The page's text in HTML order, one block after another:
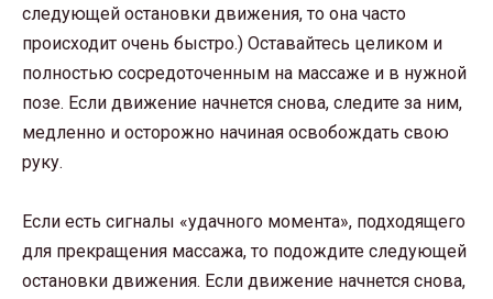
следующей остановки движения, то она часто
происходит очень быстро.) Оставайтесь целиком и
полностью сосредоточенным на массаже и в нужной
позе. Если движение начнется снова, следите за ним,
медленно и осторожно начиная освобождать свою
руку.
Если есть сигналы «удачного момента», подходящего
для прекращения массажа, то подождите следующей
остановки движения. Если движение начнется снова,